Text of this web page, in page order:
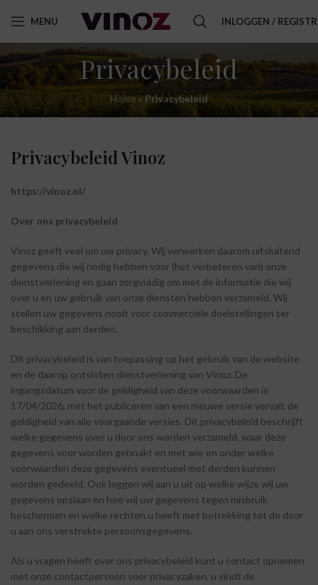
MENU INLOGGEN /
Privacybeleid
Home» Privacybeleid
Privacybeleid Vinoz
https://vinoz.nl/
Over ons privacybeleid
Vinoz geeft veel om uw privacy. Wij verwerken daarom uitsluitend
gegevens die wij nodig hebben voor (het verbeteren van) onze
dienstverlening en gaan zorgvuldig om met de informatie die wij
over u en uw gebruik van onze diensten hebben verzameld. Wij
stellen uw gegevens nooit voor commerciële doelstellingen ter
beschikking aan derden.
Dit privacybeleid is van toepassing op het gebruik van de website
en de daarop ontsloten dienstverlening van Vinoz. De
ingangsdatum voor de geldigheid van deze voorwaarden is
17/04/2026, met het publiceren van een nieuwe versie vervalt de
geldigheid van alle voorgaande versies. Dit privacybeleid beschrijft
welke gegevens over u door ons worden verzameld, waar deze
gegevens voor worden gebruikt en met wie en onder welke
voorwaarden deze gegevens eventueel met derden kunnen
worden gedeeld. Ook leggen wij aan u uit op welke wijze wij uw
gegevens opslaan en hoe wij uw gegevens tegen misbruik
beschermen en welke rechten u heeft met betrekking tot de door
u aan ons verstrekte persoonsgegevens.
Als u vragen heeft over ons privacybeleid kunt u contact opnemen
met onze contactpersoon voor privacyzaken, u vindt de